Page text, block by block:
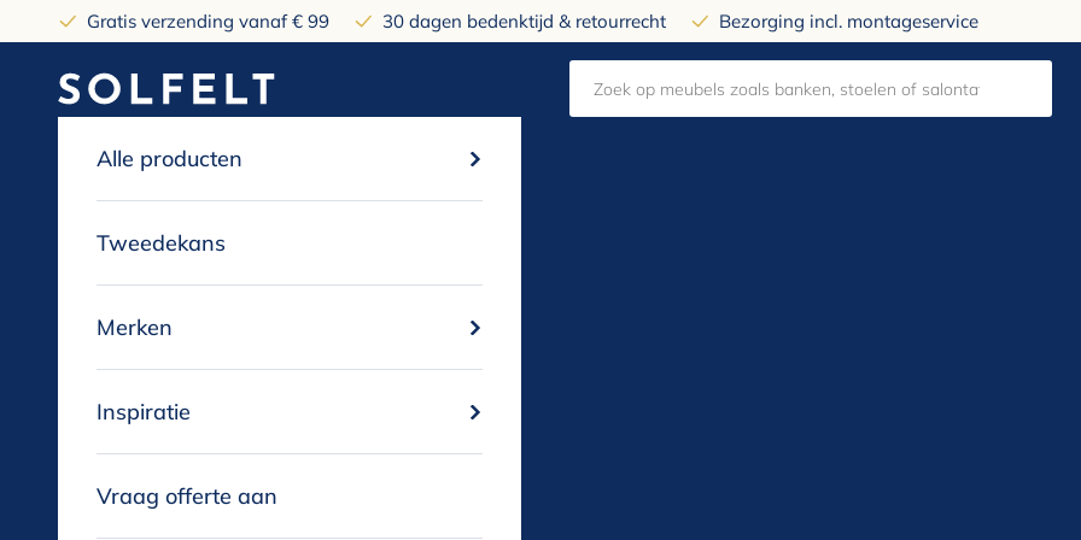
Naar inhoudGratis verzending vanaf € 99 30 dagen bedenktijd & retourrecht Bezorging incl. montageservice
solfelt
Alle producten
Tweedekans
Merken
Inspiratie
Vraag offerte aan